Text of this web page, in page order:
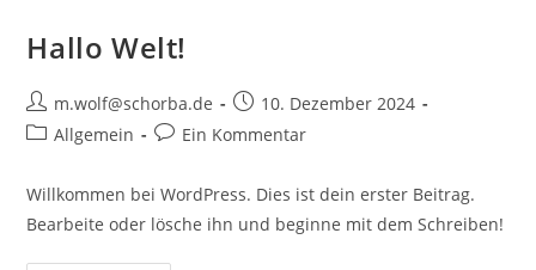
Hallo Welt!
Beitrags-
Autor:
m.wolf@schorba.de
Beitrag
veröffentlicht:
10. Dezember 2024
Beitrags-
Allgemein
Beitrags-
Ein Kommentar
Willkommen bei WordPress. Dies ist dein erster Beitrag.
Bearbeite oder lösche ihn und beginne mit dem Schreiben!